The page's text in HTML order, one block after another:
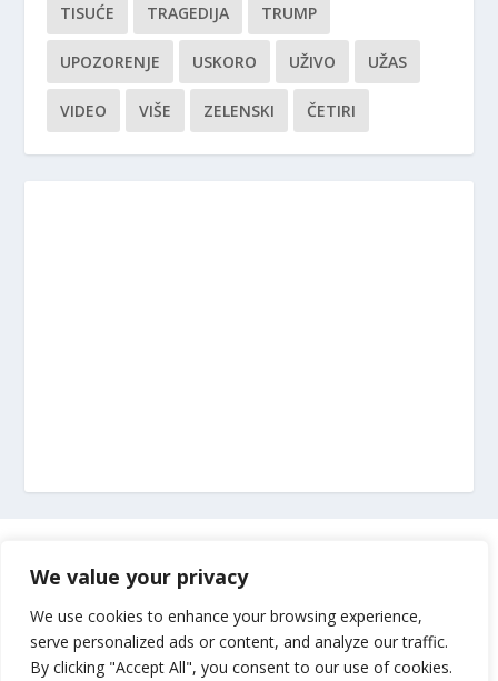
We value your privacy
We use cookies to enhance your browsing experience,
serve personalized ads or content, and analyze our traffic.
By clicking "Accept All", you consent to our use of cookies.
TISUĆE TRAGEDIJA TRUMP
UPOZORENJE USKORO UŽIVO UŽAS
VIDEO VIŠE ZELENSKI ČETIRI
Impressum
Uvjeti korištenja